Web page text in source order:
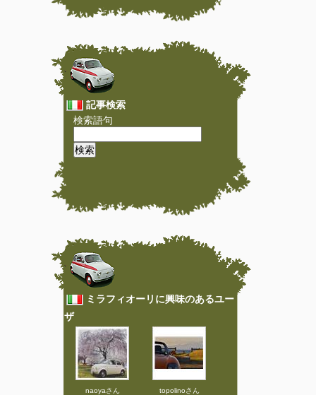
記事検索
検索語句
ミラフィオーリに興味のあるユー
ザ
naoyaさん topolinoさん